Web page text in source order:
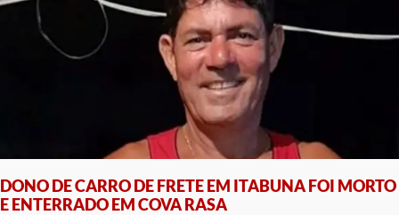
DONO DE CARRO DE FRETE EM ITABUNA FOI MORTO
E ENTERRADO EM COVA RASA